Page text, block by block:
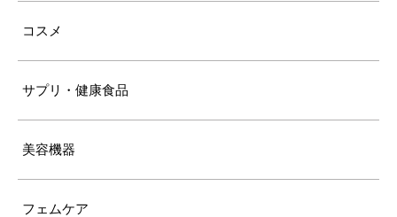
コスメ
サプリ・健康食品
美容機器
フェムケア